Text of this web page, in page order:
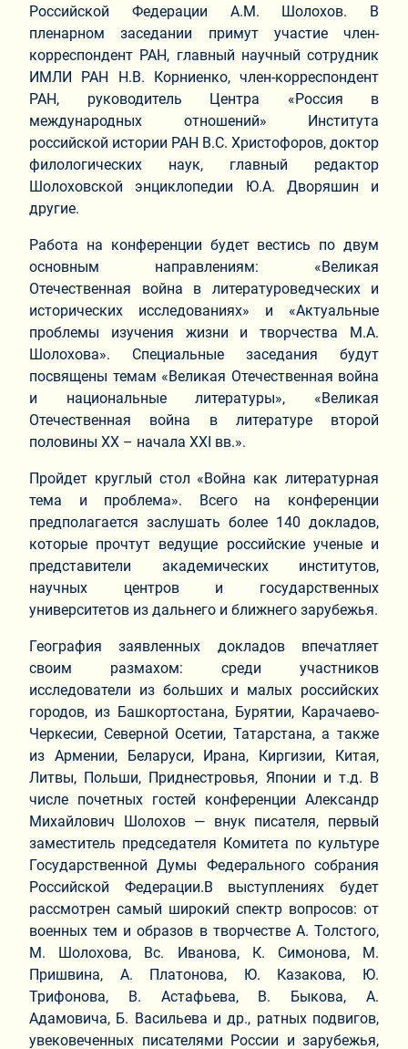
Российской Федерации А.М. Шолохов. В
пленарном заседании примут участие член-
корреспондент РАН, главный научный сотрудник
ИМЛИ РАН Н.В. Корниенко, член-корреспондент
РАН, руководитель Центра «Россия в
международных отношений» Института
российской истории РАН В.С. Христофоров, доктор
филологических наук, главный редактор
Шолоховской энциклопедии Ю.А. Дворяшин и
другие.
Работа на конференции будет вестись по двум
основным направлениям: «Великая
Отечественная война в литературоведческих и
исторических исследованиях» и «Актуальные
проблемы изучения жизни и творчества М.А.
Шолохова». Специальные заседания будут
посвящены темам «Великая Отечественная война
и национальные литературы», «Великая
Отечественная война в литературе второй
половины XX – начала XXI вв.».
Пройдет круглый стол «Война как литературная
тема и проблема». Всего на конференции
предполагается заслушать более 140 докладов,
которые прочтут ведущие российские ученые и
представители академических институтов,
научных центров и государственных
университетов из дальнего и ближнего зарубежья.
География заявленных докладов впечатляет
своим размахом: среди участников
исследователи из больших и малых российских
городов, из Башкортостана, Бурятии, Карачаево-
Черкесии, Северной Осетии, Татарстана, а также
из Армении, Беларуси, Ирана, Киргизии, Китая,
Литвы, Польши, Приднестровья, Японии и т.д. В
числе почетных гостей конференции Александр
Михайлович Шолохов — внук писателя, первый
заместитель председателя Комитета по культуре
Государственной Думы Федерального собрания
Российской Федерации.В выступлениях будет
рассмотрен самый широкий спектр вопросов: от
военных тем и образов в творчестве А. Толстого,
М. Шолохова, Вс. Иванова, К. Симонова, М.
Пришвина, А. Платонова, Ю. Казакова, Ю.
Трифонова, В. Астафьева, В. Быкова, А.
Адамовича, Б. Васильева и др., ратных подвигов,
увековеченных писателями России и зарубежья,